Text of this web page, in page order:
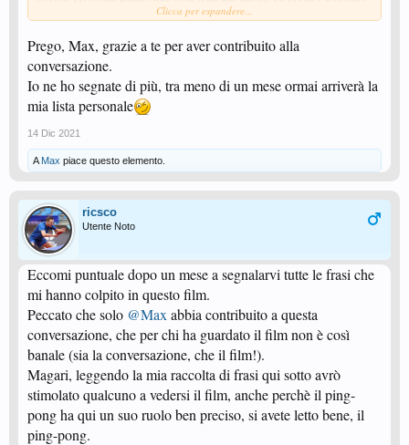
risposta tra l'avvocato Marshall e padre Lombardy, il religioso coach di
prima e durante il mondiale contro Spassky:
"Perchè si comporta così? Ha paura di quello che gli succederà se perde?"
"No. Ha paura di quello che gli succede se vince."
La seconda la dice padre Lombardy parlando del gioco degli scacchi, e
secondo me si applica bene al nostro sport:
"La gente è convinta che ci siano migliaia e migliaia di combinazioni, ma la
Un grazie a@ricscoper l'apprezzata segnalazione.
Clicca per espandere...
Prego, Max, grazie a te per aver contribuito alla
conversazione.
Io ne ho segnate di più, tra meno di un mese ormai arriverà la
mia lista personale
14 Dic 2021
A Max piace questo elemento.
ricsco
Utente Noto
Eccomi puntuale dopo un mese a segnalarvi tutte le frasi che
mi hanno colpito in questo film.
Peccato che solo @Max abbia contribuito a questa
conversazione, che per chi ha guardato il film non è così
banale (sia la conversazione, che il film!).
Magari, leggendo la mia raccolta di frasi qui sotto avrò
stimolato qualcuno a vedersi il film, anche perchè il ping-
pong ha qui un suo ruolo ben preciso, si avete letto bene, il
ping-pong.